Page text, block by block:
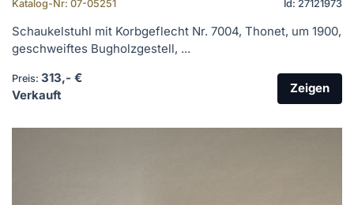
Katalog-Nr: 07-05251 Id: 27121973
Schaukelstuhl mit Korbgeflecht Nr. 7004, Thonet, um 1900,
geschweiftes Bugholzgestell, ...
Preis: 313,- €
Verkauft
Zeigen